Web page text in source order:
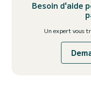
Besoin d'aide
Un expert vous